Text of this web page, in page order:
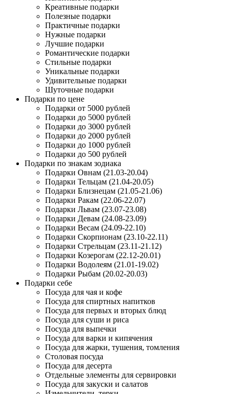
Креативные подарки
Полезные подарки
Практичные подарки
Нужные подарки
Лучшие подарки
Романтические подарки
Стильные подарки
Уникальные подарки
Удивительные подарки
Шуточные подарки
Подарки по цене
Подарки от 5000 рублей
Подарки до 5000 рублей
Подарки до 3000 рублей
Подарки до 2000 рублей
Подарки до 1000 рублей
Подарки до 500 рублей
Подарки по знакам зодиака
Подарки Овнам (21.03-20.04)
Подарки Тельцам (21.04-20.05)
Подарки Близнецам (21.05-21.06)
Подарки Ракам (22.06-22.07)
Подарки Львам (23.07-23.08)
Подарки Девам (24.08-23.09)
Подарки Весам (24.09-22.10)
Подарки Скорпионам (23.10-22.11)
Подарки Стрельцам (23.11-21.12)
Подарки Козерогам (22.12-20.01)
Подарки Водолеям (21.01-19.02)
Подарки Рыбам (20.02-20.03)
Подарки себе
Посуда для чая и кофе
Посуда для спиртных напитков
Посуда для первых и вторых блюд
Посуда для суши и риса
Посуда для выпечки
Посуда для варки и кипячения
Посуда для жарки, тушения, томления
Столовая посуда
Посуда для десерта
Отдельные элементы для сервировки
Посуда для закуски и салатов